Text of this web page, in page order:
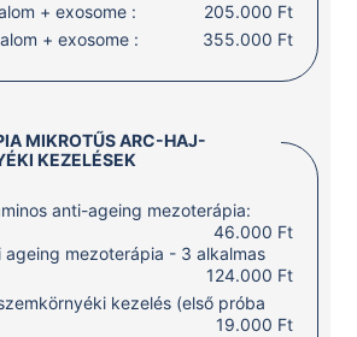
+ exosome :
205.000 Ft
+ exosome :
355.000 Ft
MIKROTŰS ARC-HAJ-
KEZELÉSEK
anti-ageing mezoterápia:
46.000 Ft
ageing mezoterápia - 3 alkalmas
124.000 Ft
kezelés (első próba
19.000 Ft